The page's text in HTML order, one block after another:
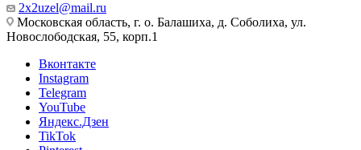
2x2uzel@mail.ru
Московская область, г. о. Балашиха, д. Соболиха, ул.
Новослободская, 55, корп.1
Вконтакте
Instagram
Telegram
YouTube
Яндекс.Дзен
TikTok